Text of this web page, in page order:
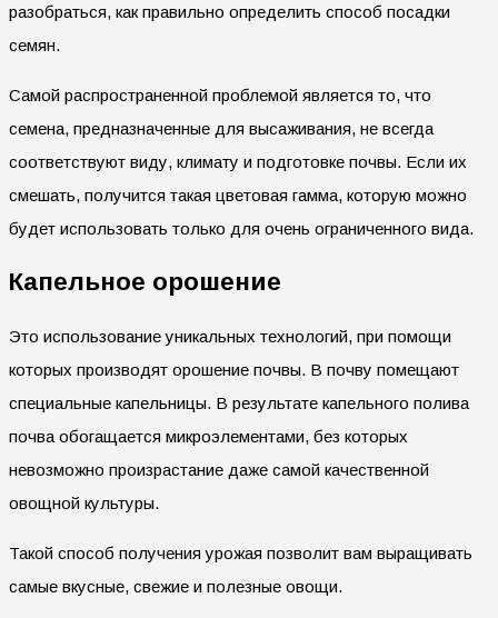
разобраться, как правильно определить способ посадки
семян.
Самой распространенной проблемой является то, что
семена, предназначенные для высаживания, не всегда
соответствуют виду, климату и подготовке почвы. Если их
смешать, получится такая цветовая гамма, которую можно
будет использовать только для очень ограниченного вида.
Капельное орошение
Это использование уникальных технологий, при помощи
которых производят орошение почвы. В почву помещают
специальные капельницы. В результате капельного полива
почва обогащается микроэлементами, без которых
невозможно произрастание даже самой качественной
овощной культуры.
Такой способ получения урожая позволит вам выращивать
самые вкусные, свежие и полезные овощи.